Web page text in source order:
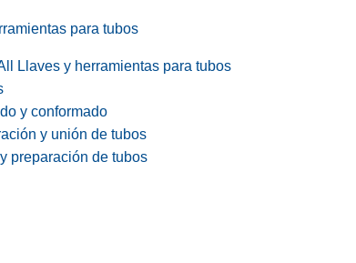
para tubos
Llaves y herramientas para tubos
y conformado
y unión de tubos
preparación de tubos